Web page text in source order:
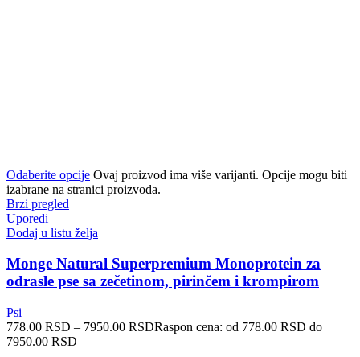
Odaberite opcije Ovaj proizvod ima više varijanti. Opcije mogu biti
izabrane na stranici proizvoda.
Brzi pregled
Uporedi
Dodaj u listu želja
Monge Natural Superpremium Monoprotein za
odrasle pse sa zečetinom, pirinčem i krompirom
Psi
778.00 RSD – 7950.00 RSDRaspon cena: od 778.00 RSD do
7950.00 RSD